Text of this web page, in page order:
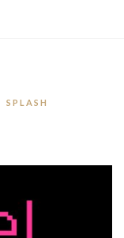
SPLASH